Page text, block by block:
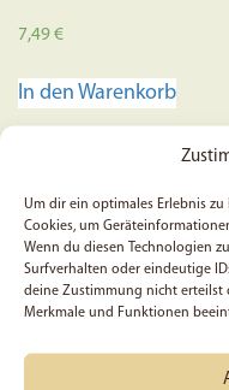
Um dir ein optimales Erlebnis
Cookies, um
Wenn du diesen Technologien
Surfverhalten oder eindeutige
deine Zustimmung nicht erteilst
Merkmale und Funktionen
7,49€
In den Warenkorb